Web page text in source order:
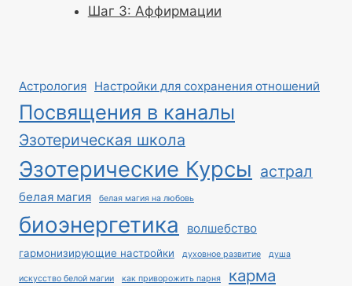
Шаг 3: Аффирмации
Астрология Настройки для сохранения отношений
Посвящения в каналы
Эзотерическая школа
Эзотерические Курсы астрал
белая магия белая магия на любовь
биоэнергетика волшебство
гармонизирующие настройки духовное развитие душа
искусство белой магии как приворожить парня карма